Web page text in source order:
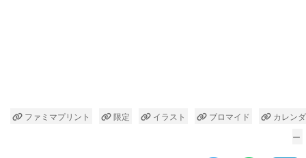
ファミマプリント 限定 イラスト ブロマイド
カレンダ
ー